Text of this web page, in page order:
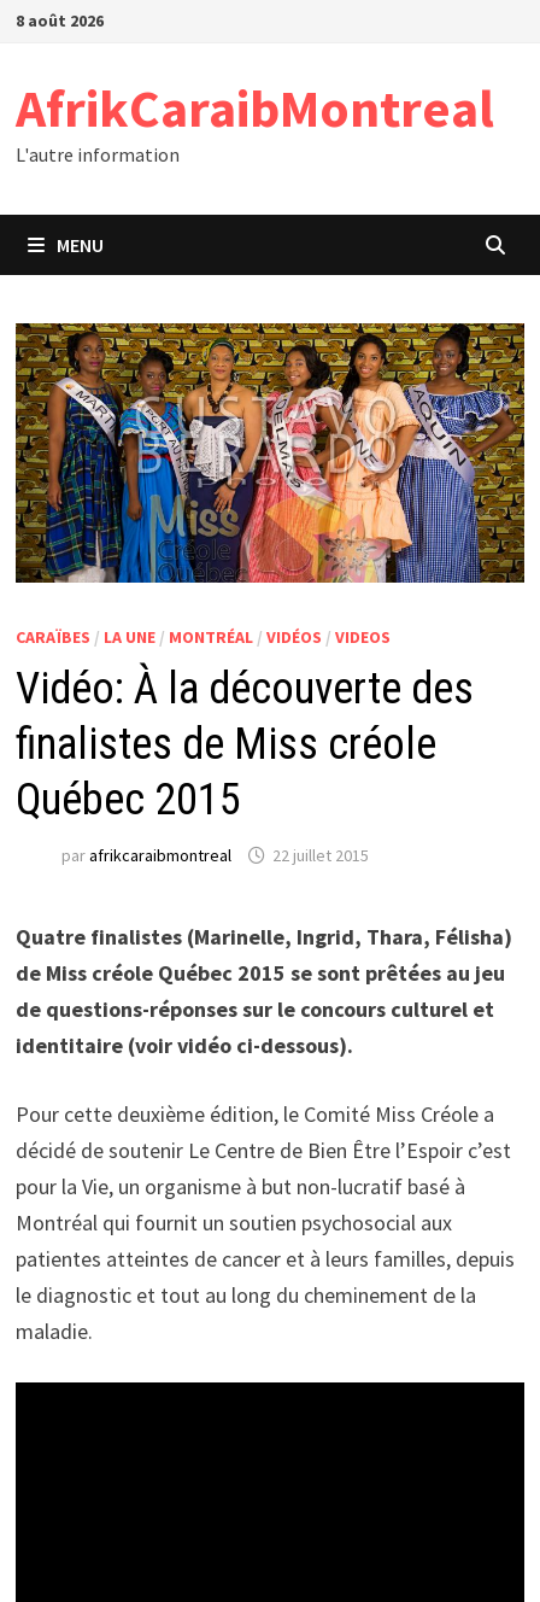
Passer
8 août 2026
AfrikCaraibMontreal
L'autre information
MENU
CARAÏBES / LA UNE/ MONTRÉAL/ VIDÉOS / VIDEOS
Vidéo: À la découverte des
finalistes de Miss créole
Québec 2015
parafrikcaraibmontreal 22 juillet 2015
Quatre finalistes (Marinelle, Ingrid, Thara, Félisha)
de Miss créole Québec 2015 se sont prêtées au jeu
de questions-réponses sur le concours culturel et
identitaire (voir vidéo ci-dessous).
Pour cette deuxième édition, le Comité Miss Créole a
décidé de soutenir Le Centre de Bien Être l’Espoir c’est
pour la Vie, un organisme à but non-lucratif basé à
Montréal qui fournit un soutien psychosocial aux
patientes atteintes de cancer et à leurs familles, depuis
le diagnostic et tout au long du cheminement de la
maladie.